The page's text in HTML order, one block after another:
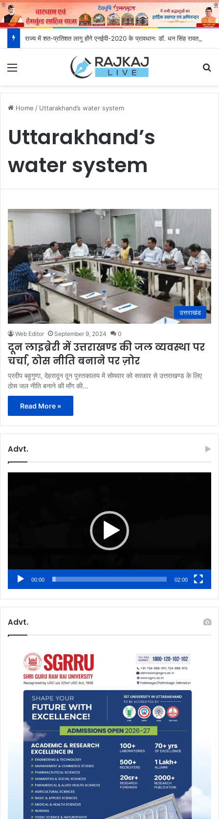
राज्य में शत-प्रतिशत लागू होंगे एनईपी-2020 के प्रावधानः डाॅ. धन सिंह रावत
Home / Uttarakhand’s water system
Uttarakhand’s
water system
उत्तराखंड
Web Editor September 9, 2024 0
दून लाइब्रेरी में उत्तराखण्ड की जल व्यवस्था पर
चर्चा, ठोस नीति बनाने पर ज़ोर
प्रदीप बहुगुणा, देहरादून दून पुस्तकालय में सोमवार को सरकार से उत्तराखण्ड के लिए
ठोस जल नीति बनाने की माँग की…
Read More »
Advt.
00:00 02:00
Advt.